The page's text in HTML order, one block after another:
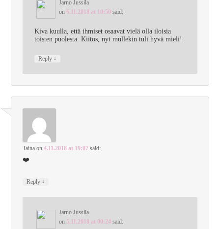
Jarno Jussila
on 6.11.2018 at 10:50 said:
Kiva kuulla, että ihmiset osaavat vielä olla iloisia
toisten puolesta. Kiitos, nyt mullekin tuli hyvä mieli!
Reply ↓
Taina on4.11.2018 at 19:07 said:
❤️
Reply ↓
Jarno Jussila
on 5.11.2018 at 00:24 said: